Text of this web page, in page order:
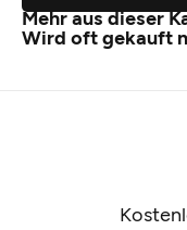
Mehr aus dieser
Wird oft gekauft